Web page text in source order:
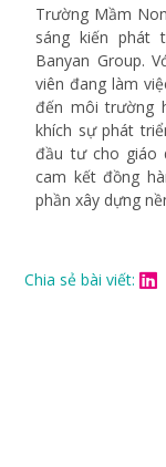
Trường Mầm
sáng kiến phát
Banyan Group.
viên đang làm
đến môi trường
khích sự phát
đầu tư cho giáo
cam kết đồng
phần xây dựng
Chia sẻ bài viết: